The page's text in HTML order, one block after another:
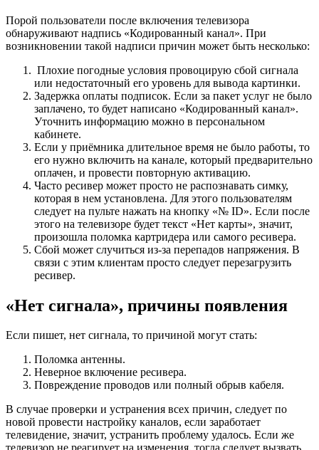
Порой пользователи после включения телевизора
обнаруживают надпись «Кодированный канал». При
возникновении такой надписи причин может быть несколько:
Плохие погодные условия провоцирую сбой сигнала
или недостаточный его уровень для вывода картинки.
Задержка оплаты подписок. Если за пакет услуг не было
заплачено, то будет написано «Кодированный канал».
Уточнить информацию можно в персональном
кабинете.
Если у приёмника длительное время не было работы, то
его нужно включить на канале, который предварительно
оплачен, и провести повторную активацию.
Часто ресивер может просто не распознавать симку,
которая в нем установлена. Для этого пользователям
следует на пульте нажать на кнопку «№ ID». Если после
этого на телевизоре будет текст «Нет карты», значит,
произошла поломка картридера или самого ресивера.
Сбой может случиться из-за перепадов напряжения. В
связи с этим клиентам просто следует перезагрузить
ресивер.
«Нет сигнала», причины появления
Если пишет, нет сигнала, то причиной могут стать:
Поломка антенны.
Неверное включение ресивера.
Повреждение проводов или полный обрыв кабеля.
В случае проверки и устранения всех причин, следует по
новой провести настройку каналов, если заработает
телевидение, значит, устранить проблему удалось. Если же